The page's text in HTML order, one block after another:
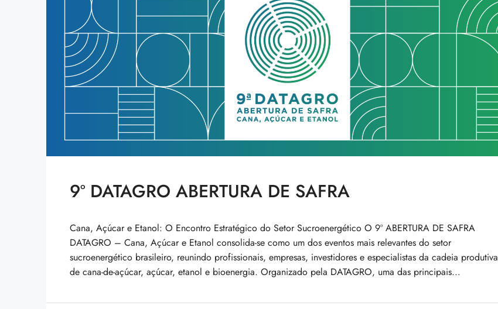
9º DATAGRO ABERTURA DE SAFRA
Cana, Açúcar e Etanol: O Encontro Estratégico do Setor Sucroenergético O 9º ABERTURA DE SAFRA
DATAGRO – Cana, Açúcar e Etanol consolida-se como um dos eventos mais relevantes do setor
sucroenergético brasileiro, reunindo profissionais, empresas, investidores e especialistas da cadeia produtiva
de cana-de-açúcar, açúcar, etanol e bioenergia. Organizado pela DATAGRO, uma das principais...